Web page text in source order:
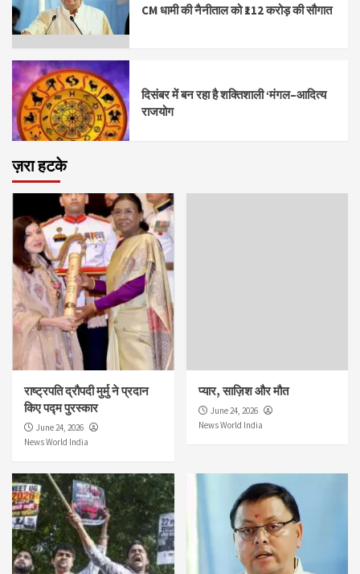
CM धामी की नैनीताल को ₹112 करोड़ की सौगात
दिसंबर में बन रहा है शक्तिशाली ‘मंगल–आदित्य
राजयोग
ज़रा हटके
राष्ट्रपति द्रौपदी मुर्मु ने प्रदान
किए पद्म पुरस्कार
June 24, 2026
News World India
प्यार, साज़िश और मौत
June 24, 2026
News World India